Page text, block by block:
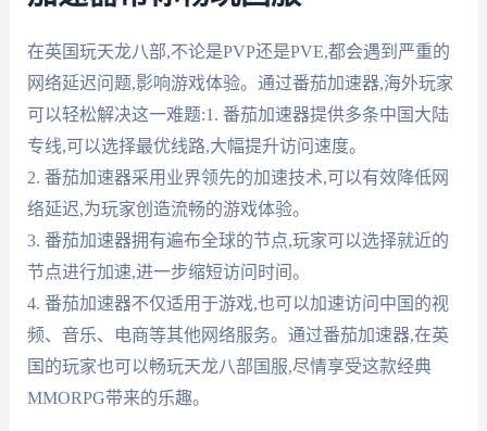
在英国玩天龙八部,不论是PVP还是PVE,都会遇到严重的
网络延迟问题,影响游戏体验。通过番茄加速器,海外玩家
可以轻松解决这一难题:1. 番茄加速器提供多条中国大陆
专线,可以选择最优线路,大幅提升访问速度。
2. 番茄加速器采用业界领先的加速技术,可以有效降低网
络延迟,为玩家创造流畅的游戏体验。
3. 番茄加速器拥有遍布全球的节点,玩家可以选择就近的
节点进行加速,进一步缩短访问时间。
4. 番茄加速器不仅适用于游戏,也可以加速访问中国的视
频、音乐、电商等其他网络服务。通过番茄加速器,在英
国的玩家也可以畅玩天龙八部国服,尽情享受这款经典
MMORPG带来的乐趣。